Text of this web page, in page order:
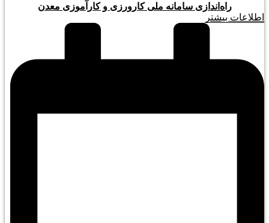
راه‌اندازی سامانه ملی کارورزی و کارآموزی معدن
اطلاعات بیشتر